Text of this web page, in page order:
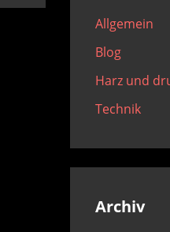
Allgemein
Blog
Harz und
Technik
Archiv